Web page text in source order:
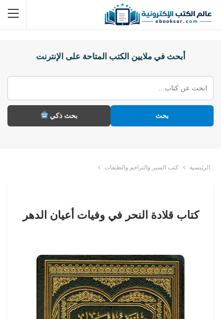
أبحث في ملايين الكتب المتاحة على الإنترنت
بحث بحث ذكي
الرئيسية كتب السير والتراجم والطبقات
كتاب قلادة النحر في وفيات أعيان الدهر